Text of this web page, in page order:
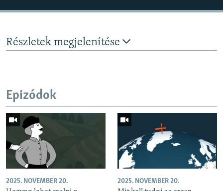
Részletek megjelenítése
Epizódok
2025. NOVEMBER 20. 2025. NOVEMBER 20.